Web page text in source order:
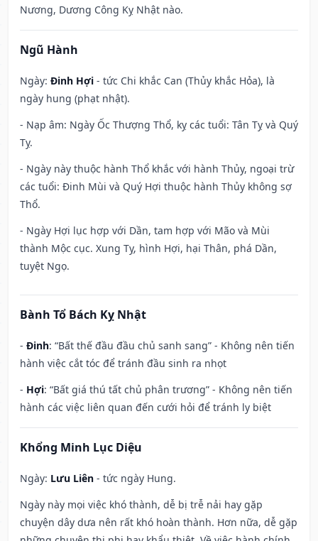
Nương, Dương Công Kỵ Nhật nào.
Ngũ Hành
Ngày: Đinh Hợi - tức Chi khắc Can (Thủy khắc Hỏa), là
ngày hung (phạt nhật).
- Nạp âm: Ngày Ốc Thượng Thổ, kỵ các tuổi: Tân Tỵ và Quý
Tỵ.
- Ngày này thuộc hành Thổ khắc với hành Thủy, ngoại trừ
các tuổi: Đinh Mùi và Quý Hợi thuộc hành Thủy không sợ
Thổ.
- Ngày Hợi lục hợp với Dần, tam hợp với Mão và Mùi
thành Mộc cục. Xung Tỵ, hình Hợi, hại Thân, phá Dần,
tuyệt Ngọ.
Bành Tổ Bách Kỵ Nhật
- Đinh: “Bất thế đầu đầu chủ sanh sang” - Không nên tiến
hành việc cắt tóc để tránh đầu sinh ra nhọt
- Hợi: “Bất giá thú tất chủ phân trương” - Không nên tiến
hành các việc liên quan đến cưới hỏi để tránh ly biệt
Khổng Minh Lục Diệu
Ngày: Lưu Liên - tức ngày Hung.
Ngày này mọi việc khó thành, dễ bị trễ nải hay gặp
chuyện dây dưa nên rất khó hoàn thành. Hơn nữa, dễ gặp